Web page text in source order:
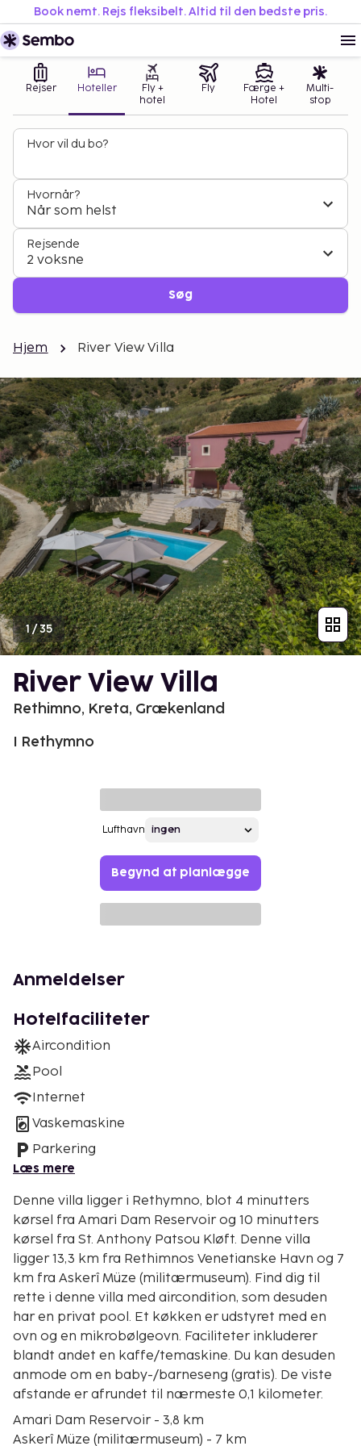
Book nemt. Rejs fleksibelt. Altid til den bedste pris.
Rejser Hoteller
Fly +
hotel
Fly
Færge +
Hotel
Multi-
stop
Hvor vil du bo?
Hvornår?
Når som helst
Rejsende
2 voksne
Søg
Hjem River View Villa
1/35
River View Villa
Rethimno, Kreta, Grækenland
I Rethymno
Lufthavn
Begynd at planlægge
Anmeldelser
Hotelfaciliteter
Aircondition
Pool
Internet
Vaskemaskine
Parkering
Læs mere
Denne villa ligger i Rethymno, blot 4 minutters
kørsel fra Amari Dam Reservoir og 10 minutters
kørsel fra St. Anthony Patsou Kløft. Denne villa
ligger 13,3 km fra Rethimnos Venetianske Havn og 7
km fra Askerî Müze (militærmuseum). Find dig til
rette i denne villa med aircondition, som desuden
har en privat pool. Et køkken er udstyret med en
ovn og en mikrobølgeovn. Faciliteter inkluderer
blandt andet en kaffe/temaskine. Du kan desuden
anmode om en baby-/barneseng (gratis). De viste
afstande er afrundet til nærmeste 0,1 kilometer.
Amari Dam Reservoir - 3,8 km
Askerî Müze (militærmuseum) - 7 km